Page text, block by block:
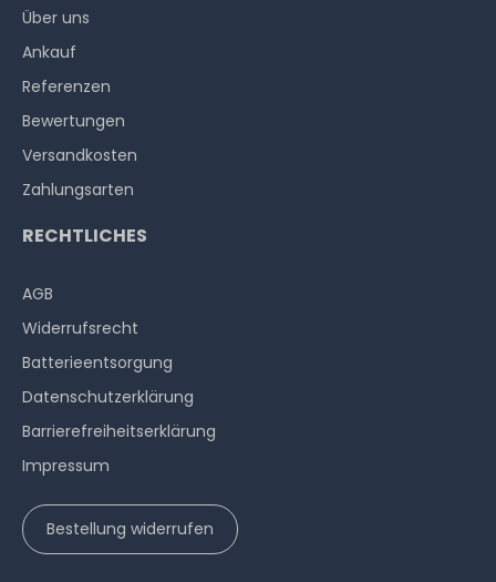
Über uns
Ankauf
Referenzen
Bewertungen
Versandkosten
Zahlungsarten
RECHTLICHES
AGB
Widerrufs­recht
Batterieentsorgung
Datenschutzerklärung
Barrierefreiheitserklärung
Impressum
Bestellung widerrufen